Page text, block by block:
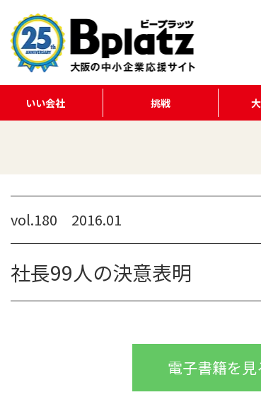
いい会社 挑戦
vol.180 2016.01
社長99人の決意表明
電子書籍を見